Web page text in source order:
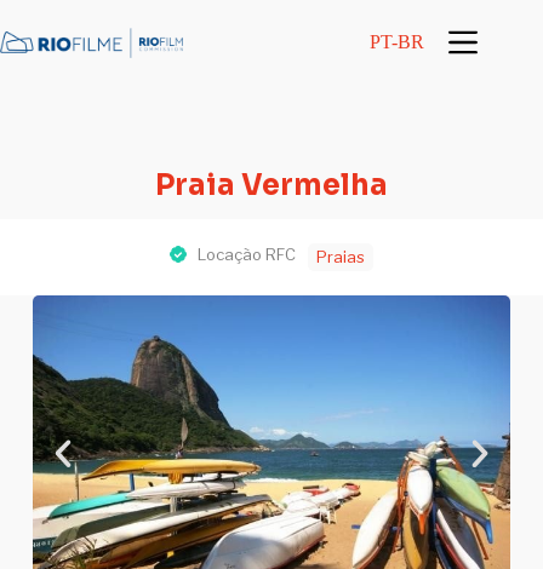
PT-BR
Praia Vermelha
Locação RFC Praias